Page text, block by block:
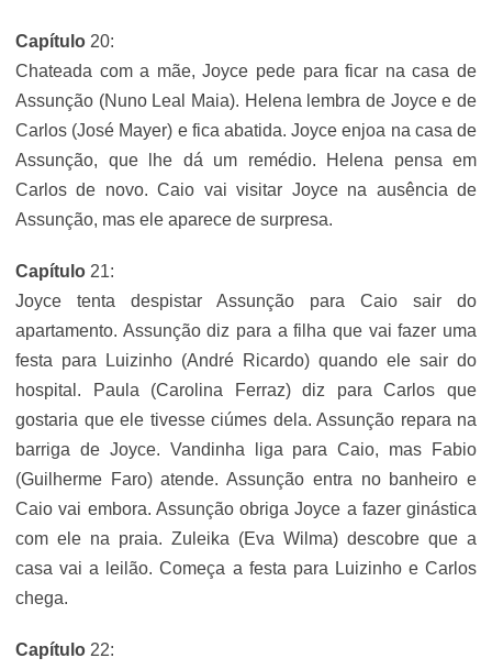
Capítulo 20:
Chateada com a mãe, Joyce pede para ficar na casa de
Assunção (Nuno Leal Maia). Helena lembra de Joyce e de
Carlos (José Mayer) e fica abatida. Joyce enjoa na casa de
Assunção, que lhe dá um remédio. Helena pensa em
Carlos de novo. Caio vai visitar Joyce na ausência de
Assunção, mas ele aparece de surpresa.
Capítulo 21:
Joyce tenta despistar Assunção para Caio sair do
apartamento. Assunção diz para a filha que vai fazer uma
festa para Luizinho (André Ricardo) quando ele sair do
hospital. Paula (Carolina Ferraz) diz para Carlos que
gostaria que ele tivesse ciúmes dela. Assunção repara na
barriga de Joyce. Vandinha liga para Caio, mas Fabio
(Guilherme Faro) atende. Assunção entra no banheiro e
Caio vai embora. Assunção obriga Joyce a fazer ginástica
com ele na praia. Zuleika (Eva Wilma) descobre que a
casa vai a leilão. Começa a festa para Luizinho e Carlos
chega.
Capítulo 22: